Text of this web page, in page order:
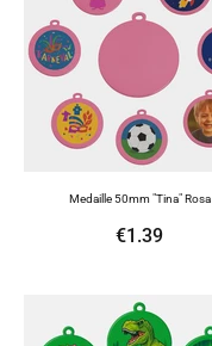
Medaille 50mm "Tina" Rosa
€1.39